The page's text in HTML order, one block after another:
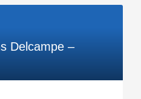
Delcampe –